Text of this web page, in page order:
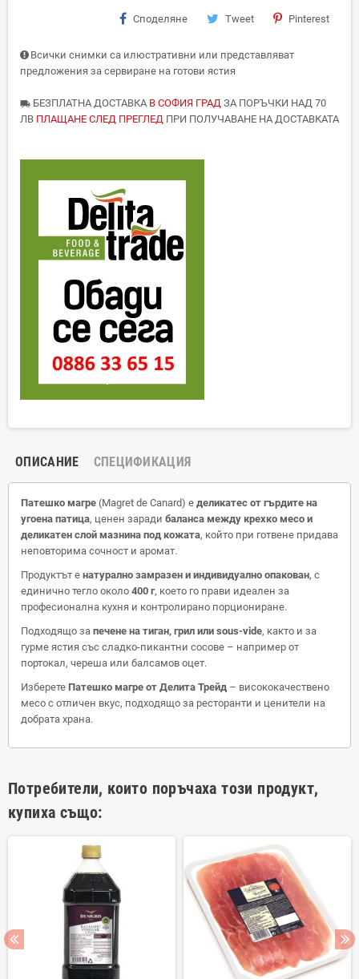
Споделяне Tweet Pinterest
Всички снимки са илюстративни или представляват
предложения за сервиране на готови ястия
local_shipping БЕЗПЛАТНА ДОСТАВКА В СОФИЯ ГРАД ЗА ПОРЪЧКИ НАД 70
ЛВ ПЛАЩАНЕ СЛЕД ПРЕГЛЕД ПРИ ПОЛУЧАВАНЕ НА ДОСТАВКАТА
ОПИСАНИЕ СПЕЦИФИКАЦИЯ
Патешко магре (Magret de Canard) е деликатес от гърдите на
угоена патица, ценен заради баланса между крехко месо и
деликатен слой мазнина под кожата, който при готвене придава
неповторима сочност и аромат.
Продуктът е натурално замразен и индивидуално опакован, с
единично тегло около 400 г, което го прави идеален за
професионална кухня и контролирано порциониране.
Подходящо за печене на тиган, грил или sous-vide, както и за
гурме ястия със сладко-пикантни сосове – например от
портокал, череша или балсамов оцет.
Изберете Патешко магре от Делита Трейд – висококачествено
месо с отличен вкус, подходящо за ресторанти и ценители на
добрата храна.
Потребители, които поръчаха този продукт,
купиха също: